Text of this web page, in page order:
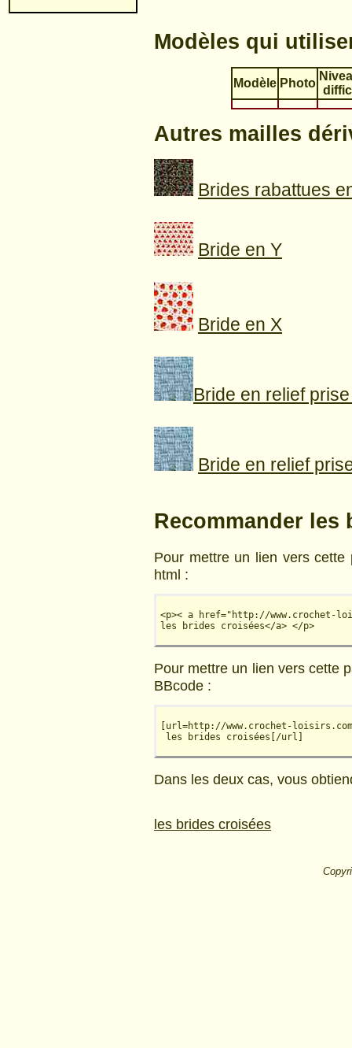
Modèles qui
Modèle Photo
Autres mailles
Brides rabattues
Bride en Y
Bride en X
Bride en relief
Bride en relief
Recommander les
Pour mettre un lien vers
html :
<p>< a href="http://www.crochet-
les brides croisées</a> </p>
Pour mettre un lien vers cette
BBcode :
[url=http://www.crochet-
les brides croisées[/url]
Dans les deux cas, vous
les brides croisées